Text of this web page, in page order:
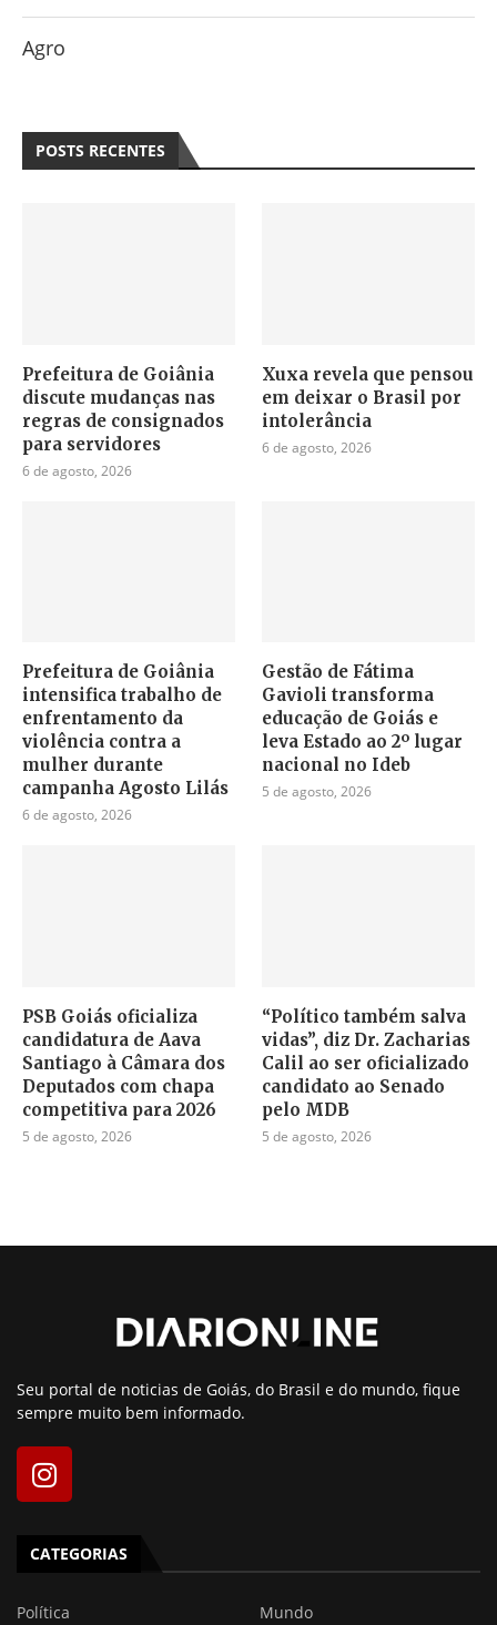
Agro
POSTS RECENTES
Prefeitura de Goiânia
discute mudanças nas
regras de consignados
para servidores
6 de agosto, 2026
Xuxa revela que pensou
em deixar o Brasil por
intolerância
6 de agosto, 2026
Prefeitura de Goiânia
intensifica trabalho de
enfrentamento da
violência contra a
mulher durante
campanha Agosto Lilás
6 de agosto, 2026
Gestão de Fátima
Gavioli transforma
educação de Goiás e
leva Estado ao 2º lugar
nacional no Ideb
5 de agosto, 2026
PSB Goiás oficializa
candidatura de Aava
Santiago à Câmara dos
Deputados com chapa
competitiva para 2026
5 de agosto, 2026
“Político também salva
vidas”, diz Dr. Zacharias
Calil ao ser oficializado
candidato ao Senado
pelo MDB
5 de agosto, 2026
Seu portal de noticias de Goiás, do Brasil e do mundo, fique
sempre muito bem informado.
CATEGORIAS
Política
Mundo